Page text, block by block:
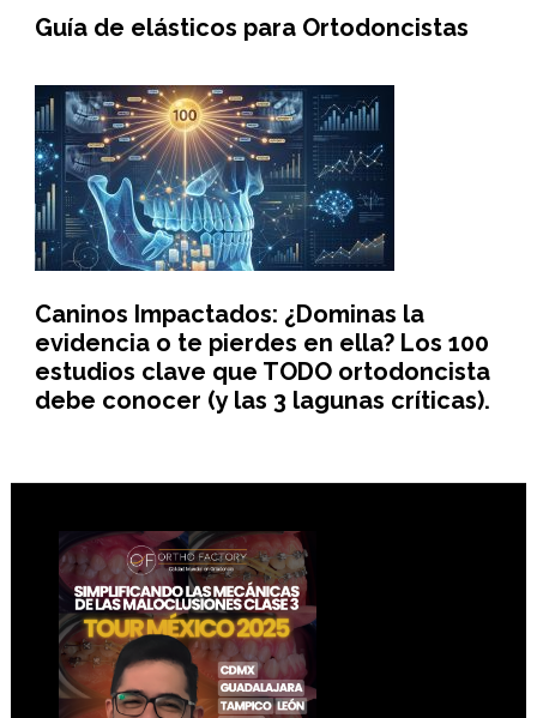
Guía de elásticos para Ortodoncistas
Caninos Impactados: ¿Dominas la
evidencia o te pierdes en ella? Los 100
estudios clave que TODO ortodoncista
debe conocer (y las 3 lagunas críticas).
Footer